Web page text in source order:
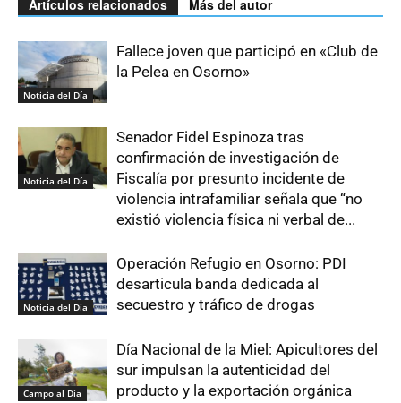
Artículos relacionados Más del autor
Noticia del Día
Fallece joven que participó en «Club de
la Pelea en Osorno»
Noticia del Día
Senador Fidel Espinoza tras
confirmación de investigación de
Fiscalía por presunto incidente de
violencia intrafamiliar señala que “no
existió violencia física ni verbal de...
Noticia del Día
Operación Refugio en Osorno: PDI
desarticula banda dedicada al
secuestro y tráfico de drogas
Campo al Día
Día Nacional de la Miel: Apicultores del
sur impulsan la autenticidad del
producto y la exportación orgánica